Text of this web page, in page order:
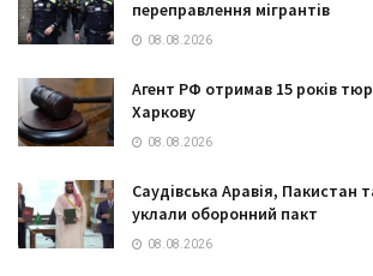
переправлення мігрантів
08.08.2026
Агент РФ отримав 15 років
Харкову
08.08.2026
Саудівська Аравія, Пакистан
уклали оборонний пакт
08.08.2026